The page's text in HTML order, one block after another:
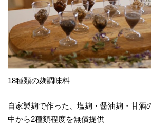
18種類の麹調味料
自家製麹で作った、塩麹・醤油麹・甘酒
中から2種類程度を無償提供